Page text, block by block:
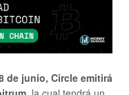
de junio, Circle emitirá